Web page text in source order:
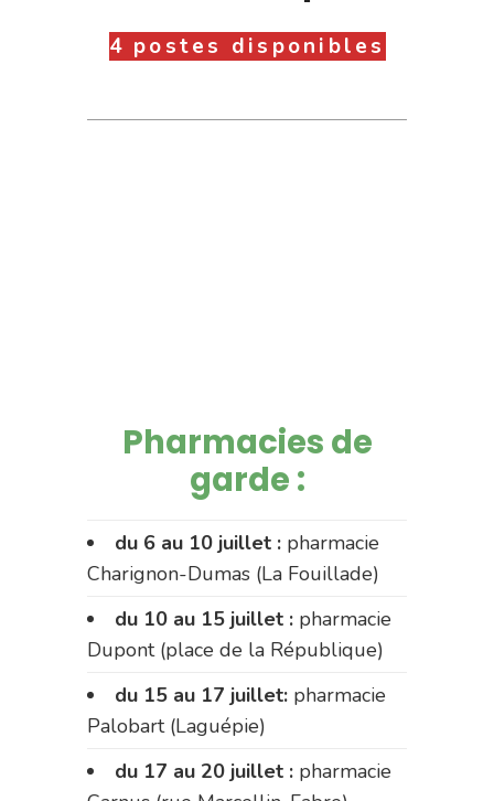
4 postes disponibles
Pharmacies de
garde :
du 6 au 10 juillet : pharmacie
Charignon-Dumas (La Fouillade)
du 10 au 15 juillet : pharmacie
Dupont (place de la République)
du 15 au 17 juillet: pharmacie
Palobart (Laguépie)
du 17 au 20 juillet : pharmacie